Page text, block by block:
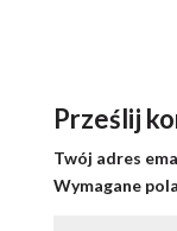
Prześlij
Twój adres
Wymagane